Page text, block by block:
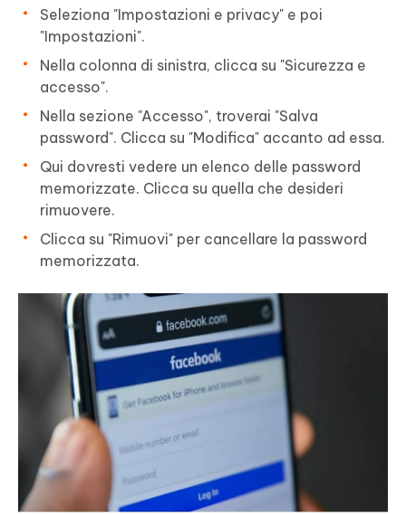
Seleziona "Impostazioni e privacy" e poi
"Impostazioni".
Nella colonna di sinistra, clicca su "Sicurezza e
accesso".
Nella sezione "Accesso", troverai "Salva
password". Clicca su "Modifica" accanto ad essa.
Qui dovresti vedere un elenco delle password
memorizzate. Clicca su quella che desideri
rimuovere.
Clicca su "Rimuovi" per cancellare la password
memorizzata.